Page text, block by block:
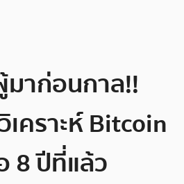
มาก่อนกาล!!
คราะห์ Bitcoin
8 ปีที่แล้ว